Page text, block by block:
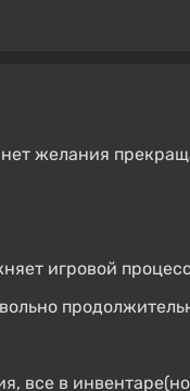
желания
игровой
все в